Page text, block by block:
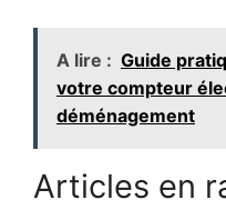
A lire : Guide
votre compteur
déménagement
Articles en